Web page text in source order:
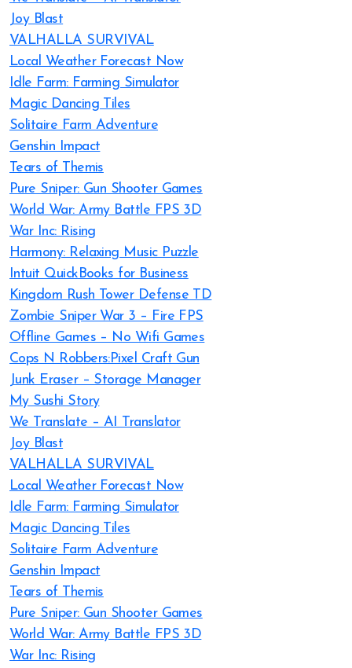
Joy Blast
VALHALLA SURVIVAL
Local Weather Forecast Now
Idle Farm: Farming Simulator
Magic Dancing Tiles
Solitaire Farm Adventure
Genshin Impact
Tears of Themis
Pure Sniper: Gun Shooter Games
World War: Army Battle FPS 3D
War Inc: Rising
Harmony: Relaxing Music Puzzle
Intuit QuickBooks for Business
Kingdom Rush Tower Defense TD
Zombie Sniper War 3 – Fire FPS
Offline Games – No Wifi Games
Cops N Robbers:Pixel Craft Gun
Junk Eraser – Storage Manager
My Sushi Story
We Translate – AI Translator
Joy Blast
VALHALLA SURVIVAL
Local Weather Forecast Now
Idle Farm: Farming Simulator
Magic Dancing Tiles
Solitaire Farm Adventure
Genshin Impact
Tears of Themis
Pure Sniper: Gun Shooter Games
World War: Army Battle FPS 3D
War Inc: Rising